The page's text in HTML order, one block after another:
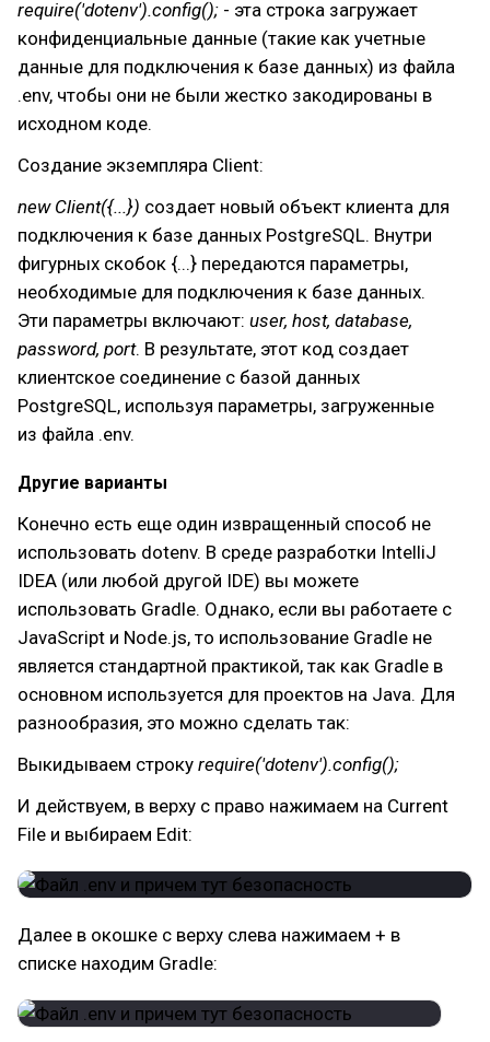
require('dotenv').config(); - эта строка загружает
конфиденциальные данные (такие как учетные
данные для подключения к базе данных) из файла
.env, чтобы они не были жестко закодированы в
исходном коде.
Создание экземпляра Client:
new Client({...}) создает новый объект клиента для
подключения к базе данных PostgreSQL. Внутри
фигурных скобок {...} передаются параметры,
необходимые для подключения к базе данных.
Эти параметры включают: user, host, database,
password, port. В результате, этот код создает
клиентское соединение с базой данных
PostgreSQL, используя параметры, загруженные
из файла .env.
Другие варианты
Конечно есть еще один извращенный способ не
использовать dotenv. В среде разработки IntelliJ
IDEA (или любой другой IDE) вы можете
использовать Gradle. Однако, если вы работаете с
JavaScript и Node.js, то использование Gradle не
является стандартной практикой, так как Gradle в
основном используется для проектов на Java. Для
разнообразия, это можно сделать так:
Выкидываем строку require('dotenv').config();
И действуем, в верху с право нажимаем на Current
File и выбираем Edit:
Далее в окошке с верху слева нажимаем + в
списке находим Gradle: